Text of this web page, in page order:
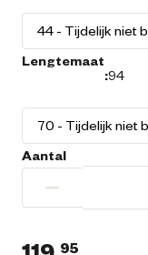
Lengtemaat
:94
Aantal
−
95